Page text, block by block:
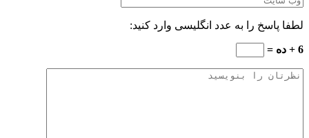
لطفا پاسخ را به عدد انگلیسی وارد کنید:
6 + ده =